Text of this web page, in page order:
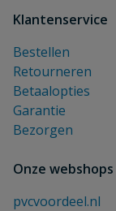
Klantenservice
Bestellen
Retourneren
Betaalopties
Garantie
Bezorgen
Onze webshops
pvcvoordeel.nl